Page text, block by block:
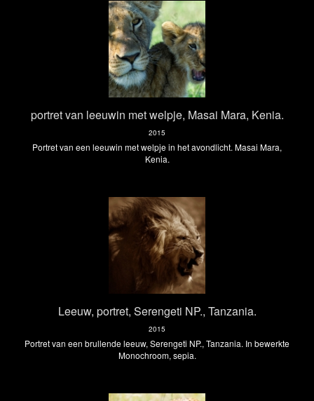
portret van leeuwin met welpje, Masai Mara, Kenia.
2015
Portret van een leeuwin met welpje in het avondlicht. Masai Mara,
Kenia.
Leeuw, portret, Serengeti NP., Tanzania.
2015
Portret van een brullende leeuw, Serengeti NP., Tanzania. In bewerkte
Monochroom, sepia.